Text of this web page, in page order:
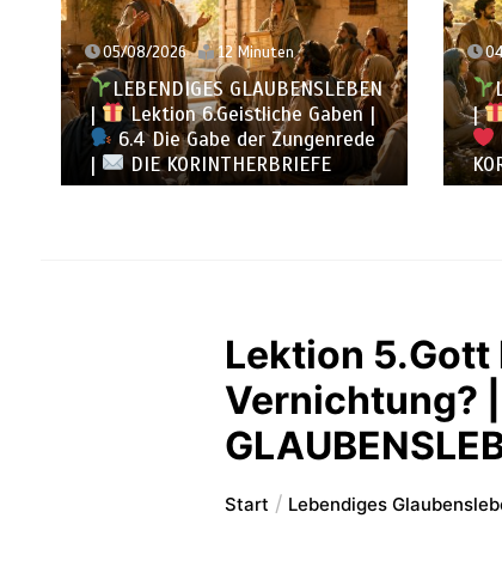
05/08/2026 12 Minuten
LEBENDIGES GLAUBENSLEBEN
|
Lektion 6.Geistliche Gaben |
6.4 Die Gabe der Zungenrede
|
DIE KORINTHERBRIEFE
|
Lektion
Vernichtung? |
Start Lebendiges